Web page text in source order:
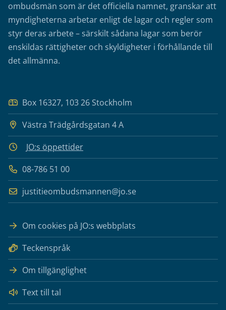
ombudsmän som är det officiella namnet, granskar att
myndigheterna arbetar enligt de lagar och regler som
styr deras arbete – särskilt sådana lagar som berör
enskildas rättigheter och skyldigheter i förhållande till
det allmänna.
Box 16327, 103 26 Stockholm
Västra Trädgårdsgatan 4 A
JO:s öppettider
08-786 51 00
justitieombudsmannen@jo.se
Om cookies på JO:s webbplats
Teckenspråk
Om tillgänglighet
Text till tal